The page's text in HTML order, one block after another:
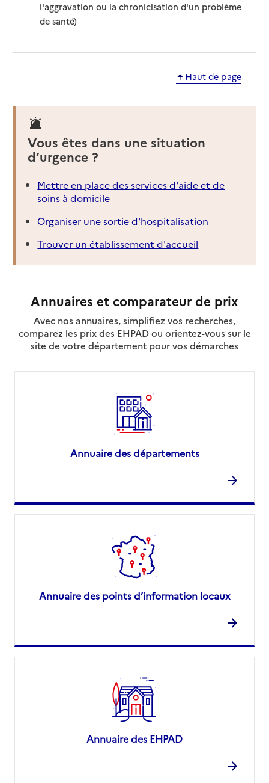
l'aggravation ou la chronicisation d'un problème
de santé): disponible
: non disponible
Haut de page
Vous êtes dans une situation
d’urgence ?
Mettre en place des services d'aide et de
soins à domicile
Organiser une sortie d'hospitalisation
Trouver un établissement d'accueil
Annuaires et comparateur de prix
Avec nos annuaires, simplifiez vos recherches,
comparez les prix des EHPAD ou orientez-vous sur le
site de votre département pour vos démarches
Annuaire des départements
Annuaire des points d’information locaux
Annuaire des EHPAD